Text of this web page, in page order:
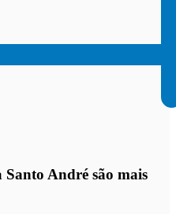
André são mais